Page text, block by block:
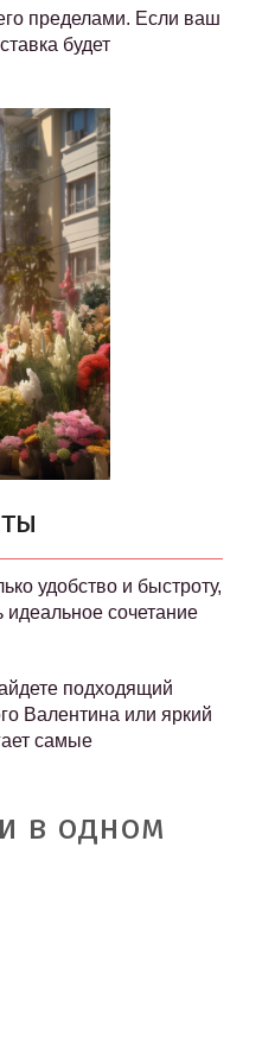
пределами. Если ваш
будет
удобство и быстроту,
сочетание
подходящий
Валентина или яркий
самые
в одном